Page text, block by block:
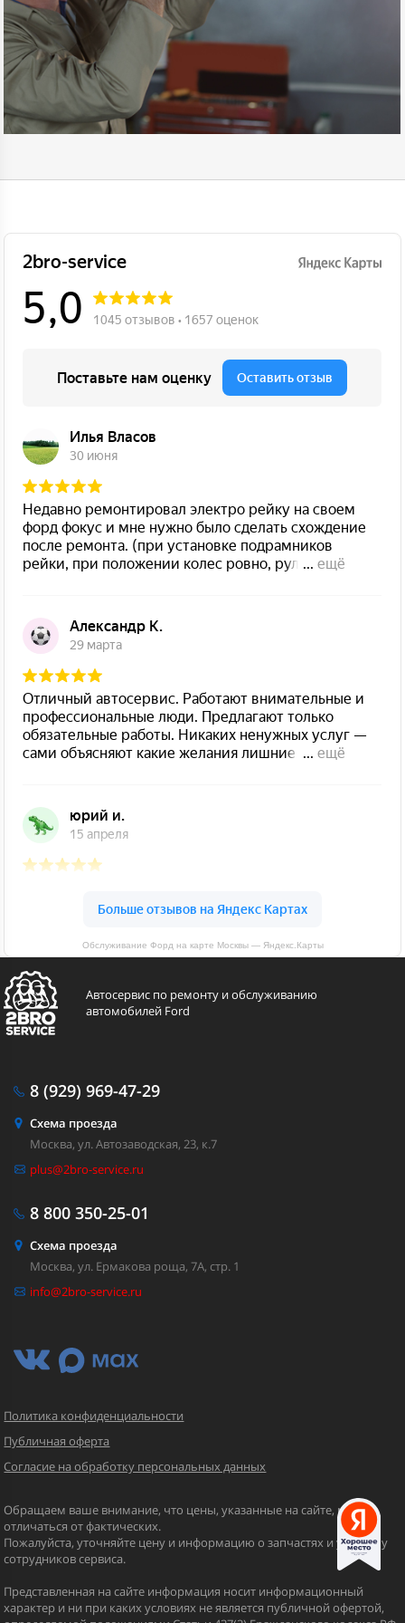
Обслуживание Форд на карте Москвы — Яндекс.Карты
Автосервис по ремонту и обслуживанию
автомобилей Ford
8 (929) 969-47-29
Схема проезда
Москва, ул. Автозаводская, 23, к.7
plus@2bro-service.ru
8 800 350-25-01
Схема проезда
Москва, ул. Ермакова роща, 7А, стр. 1
info@2bro-service.ru
Политика конфиденциальности
Публичная оферта
Согласие на обработку персональных данных
Обращаем ваше внимание, что цены, указанные на сайте, могут
отличаться от фактических.
Пожалуйста, уточняйте цену и информацию о запчастях и услугах у
сотрудников сервиса.
Представленная на сайте информация носит информационный
характер и ни при каких условиях не является публичной офертой,